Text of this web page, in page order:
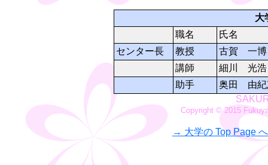
大
職名
氏名
センター長
教授
古賀 一博
講師
細川 光浩
助手
奥田 由紀
Copyright © 2015
→ 大学の Top Page へ